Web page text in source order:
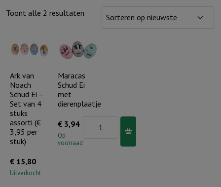
Toont alle 2 resultaten
Ark van
Noach
Schud Ei –
Set van 4
stuks
assorti (€
3,95 per
stuk)
€ 15,80
Uitverkocht
Maracas
Schud Ei
met
dierenplaatje
€ 3,94
Op
voorraad